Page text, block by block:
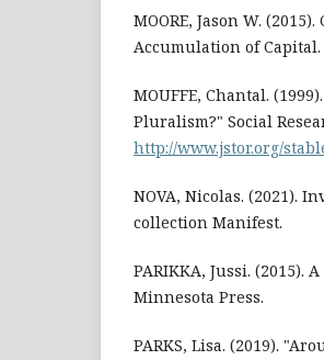
MOORE, Jason W.
Accumulation of Capital.
MOUFFE, Chantal.
Pluralism?" Social
http://www.jstor.org/
NOVA, Nicolas. (2021).
collection Manifest.
PARIKKA, Jussi. (2015).
Minnesota Press.
PARKS, Lisa. (2019).